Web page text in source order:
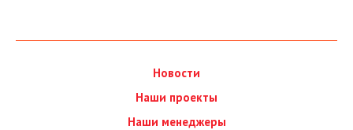
Новости
Наши проекты
Наши менеджеры